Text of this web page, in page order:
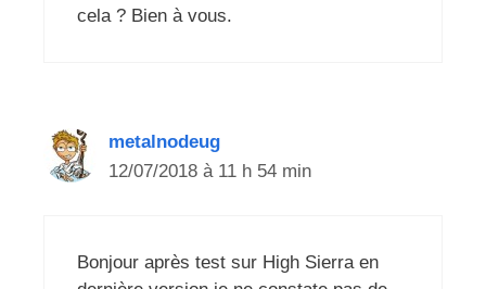
cela ? Bien à vous.
metalnodeug
12/07/2018 à 11 h 54 min
Bonjour après test sur High Sierra en